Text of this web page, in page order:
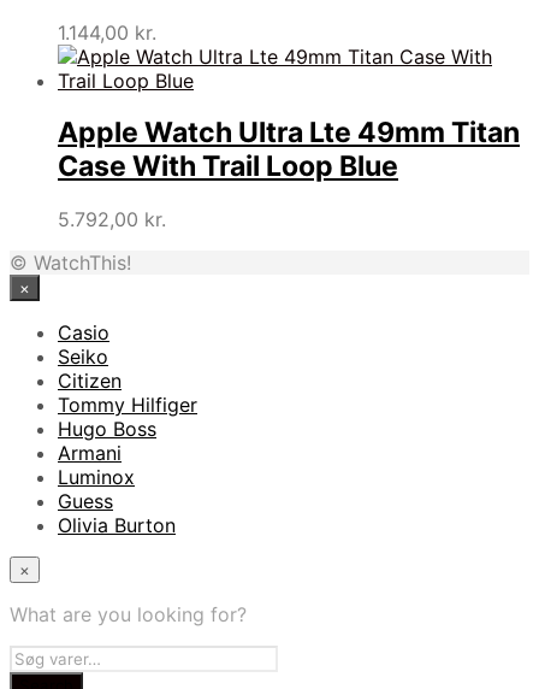
1.144,00 kr.
Apple Watch Ultra Lte 49mm Titan
Case With Trail Loop Blue
5.792,00 kr.
© WatchThis!
×
Casio
Seiko
Citizen
Tommy Hilfiger
Hugo Boss
Armani
Luminox
Guess
Olivia Burton
×
What are you looking for?